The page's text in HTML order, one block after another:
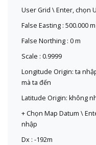
User Grid \ Enter, chọn
False Easting : 500.000 m
False Northing : 0 m
Scale : 0.9999
Longitude Origin: ta
mà ta đến
Latitude Origin: không
+ Chọn Map Datum \
nhập
Dx : -192m